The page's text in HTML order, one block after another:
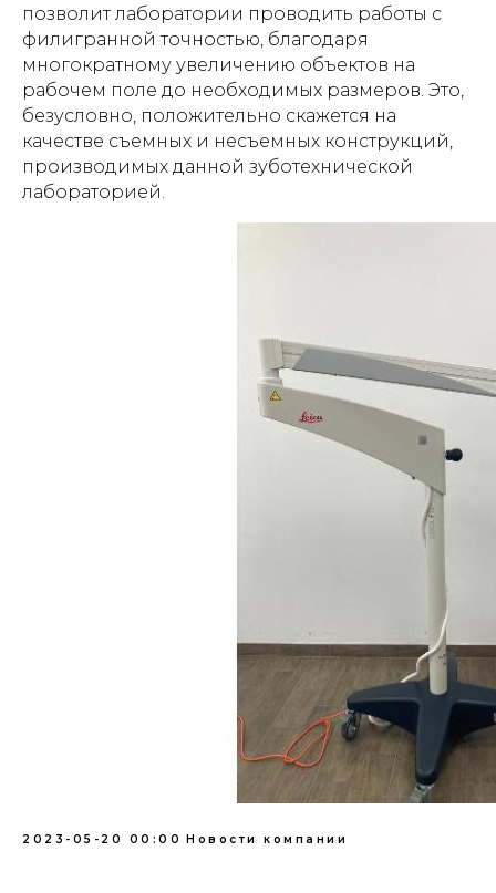
позволит лаборатории проводить работы с
филигранной точностью, благодаря
многократному увеличению объектов на
рабочем поле до необходимых размеров. Это,
безусловно, положительно скажется на
качестве съемных и несъемных конструкций,
производимых данной зуботехнической
лабораторией.
2023-05-20 00:00 Новости компании